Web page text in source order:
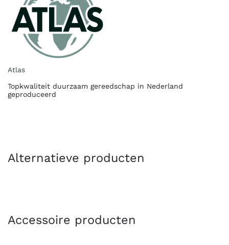
Atlas
Topkwaliteit duurzaam gereedschap in Nederland
geproduceerd
Alternatieve producten
Accessoire producten